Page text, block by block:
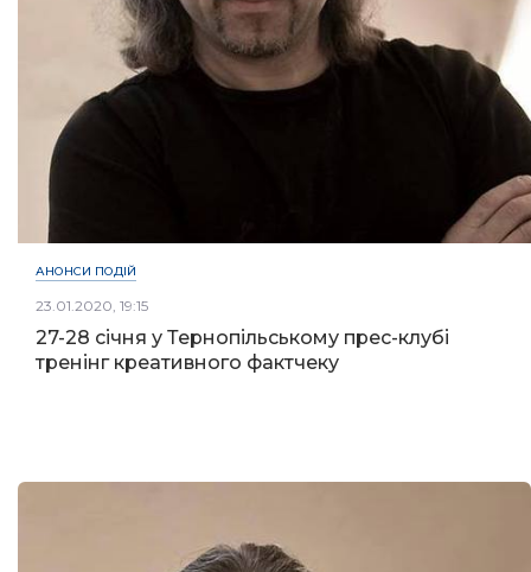
АНОНСИ ПОДІЙ
23.01.2020, 19:15
27-28 січня у Тернопільському прес-клубі
тренінг креативного фактчеку